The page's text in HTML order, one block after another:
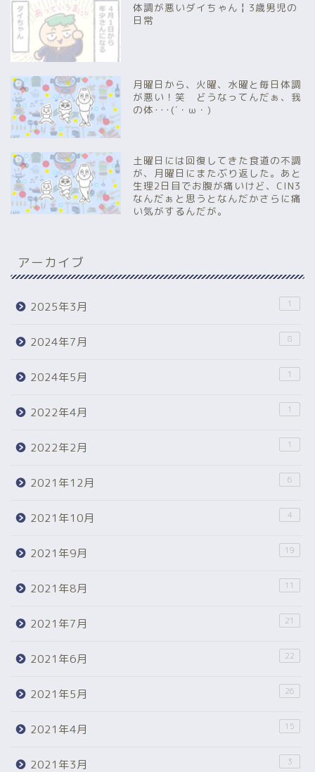
体調が悪いダイちゃん╏3歳男児の
日常
月曜日から、火曜、水曜と毎日体調
が悪い！笑 どうなってんだぁ、我
の体･･･(´・ω・)
土曜日には回復してきた食道の不調
が、月曜日にまたぶり返した。あと
生理2日目でお腹が痛いけど、CIN3
なんだぁと思うとなんだかさらに痛
い気がするんだが。
アーカイブ
2025年3月 1
2024年7月 8
2024年5月 1
2022年4月 1
2022年2月 1
2021年12月 6
2021年10月 4
2021年9月 19
2021年8月 11
2021年7月 21
2021年6月 22
2021年5月 26
2021年4月 15
2021年3月 3